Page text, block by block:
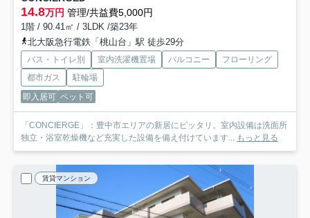
14.8万円 管理/共益費5,000円
1階 / 90.41㎡ / 3LDK /築23年
北大阪急行電鉄「桃山台」駅 徒歩29分
バス・トイレ別 室内洗濯機置場 バルコニー
フローリング
都市ガス
駐輪場
即入居可 ペット可
「CONCIERGE」：豊中市エリアの新居にピッタリ。室内設備は洗面所
独立・浴室乾燥機など充実した設備を備え付けています...
もっと見る
賃貸マンション